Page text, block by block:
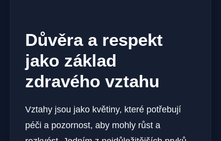
Důvěra a respekt
jako základ
zdravého vztahu
Vztahy jsou jako květiny, které potřebují
péči a pozornost, aby mohly růst a